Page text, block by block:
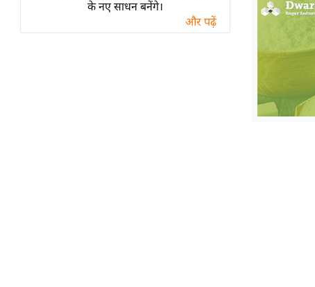
पर्यटन स्थल
फिटनेस मंत्रा
के नए साधन बनेंगे।
और पढ़ें